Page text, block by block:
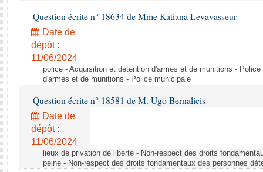
Question écrite n° 18634 de Mme Katiana Levavasseur
Date de
dépôt :
11/06/2024
police - Acquisition et détention d'armes et de munitions -
d'armes et de munitions - Police municipale
Question écrite n° 18581 de M. Ugo Bernalicis
Date de
dépôt :
11/06/2024
lieux de privation de liberté - Non-respect des droits
peine - Non-respect des droits fondamentaux des personnes